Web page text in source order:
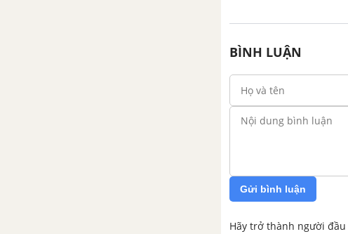
BÌNH LUẬN
Gửi bình luận
Hãy trở thành người